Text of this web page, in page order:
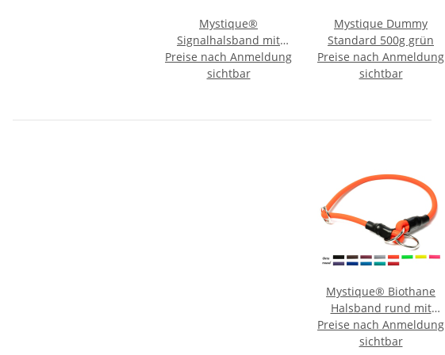
Mystique®
Signalhalsband mit
Klettverschluss
Reflexhalsband 45cm
Preise nach Anmeldung
sichtbar
Mystique Dummy
Standard 500g grün
Preise nach Anmeldung
sichtbar
Mystique® Biothane
Halsband rund mit
Zugbegrenzung 8mm
Preise nach Anmeldung
sichtbar